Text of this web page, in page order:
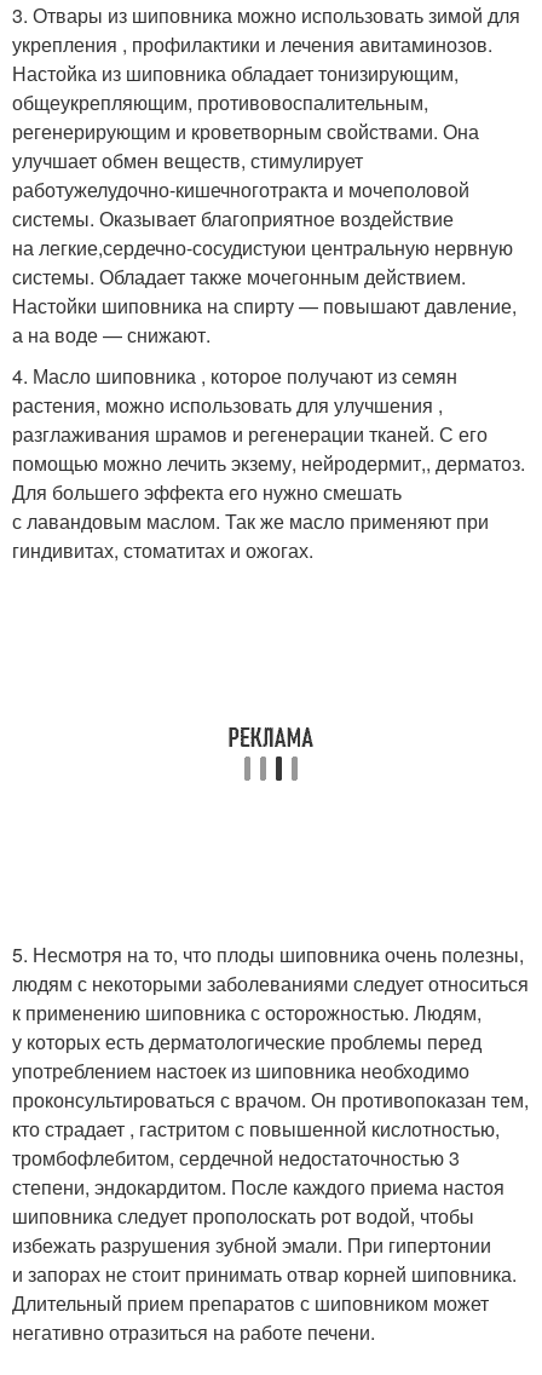
3. Отвары из шиповника можно использовать зимой для
укрепления , профилактики и лечения авитаминозов.
Настойка из шиповника обладает тонизирующим,
общеукрепляющим, противовоспалительным,
регенерирующим и кроветворным свойствами. Она
улучшает обмен веществ, стимулирует
работужелудочно-кишечноготракта и мочеполовой
системы. Оказывает благоприятное воздействие
на легкие,сердечно-сосудистуюи центральную нервную
системы. Обладает также мочегонным действием.
Настойки шиповника на спирту — повышают давление,
а на воде — снижают.
4. Масло шиповника , которое получают из семян
растения, можно использовать для улучшения ,
разглаживания шрамов и регенерации тканей. С его
помощью можно лечить экзему, нейродермит,, дерматоз.
Для большего эффекта его нужно смешать
с лавандовым маслом. Так же масло применяют при
гиндивитах, стоматитах и ожогах.
5. Несмотря на то, что плоды шиповника очень полезны,
людям с некоторыми заболеваниями следует относиться
к применению шиповника с осторожностью. Людям,
у которых есть дерматологические проблемы перед
употреблением настоек из шиповника необходимо
проконсультироваться с врачом. Он противопоказан тем,
кто страдает , гастритом с повышенной кислотностью,
тромбофлебитом, сердечной недостаточностью 3
степени, эндокардитом. После каждого приема настоя
шиповника следует прополоскать рот водой, чтобы
избежать разрушения зубной эмали. При гипертонии
и запорах не стоит принимать отвар корней шиповника.
Длительный прием препаратов с шиповником может
негативно отразиться на работе печени.